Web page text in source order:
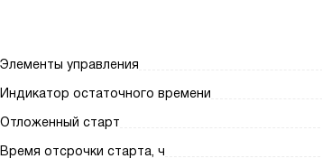
Элементы управления
Индикатор остаточного времени
Отложенный старт
Время отсрочки старта, ч